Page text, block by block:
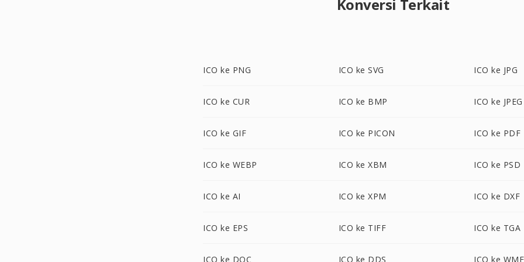
Konversi Terkait
ICO ke PNG ICO ke SVG ICO ke JPG
ICO ke CUR ICO ke BMP ICO ke JPEG
ICO ke GIF ICO ke PICON ICO ke PDF
ICO ke WEBP ICO ke XBM ICO ke PSD
ICO ke AI ICO ke XPM ICO ke DXF
ICO ke EPS ICO ke TIFF ICO ke TGA
ICO ke DOC ICO ke DDS ICO ke WMF